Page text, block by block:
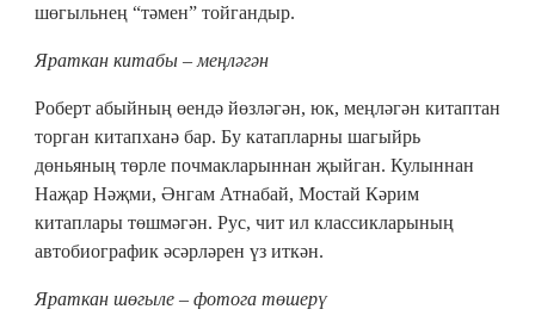
шөгыльнең “тәмен” тойгандыр.
Яраткан китабы – меңләгән
Роберт абыйның өендә йөзләгән, юк, меңләгән китаптан
торган китапханә бар. Бу катапларны шагыйрь
дөньяның төрле почмакларыннан җыйган. Кулыннан
Наҗар Нәҗми, Әнгам Атнабай, Мостай Кәрим
китаплары төшмәгән. Рус, чит ил классикларының
автобиографик әсәрләрен үз иткән.
Яраткан шөгыле – фотога төшерү